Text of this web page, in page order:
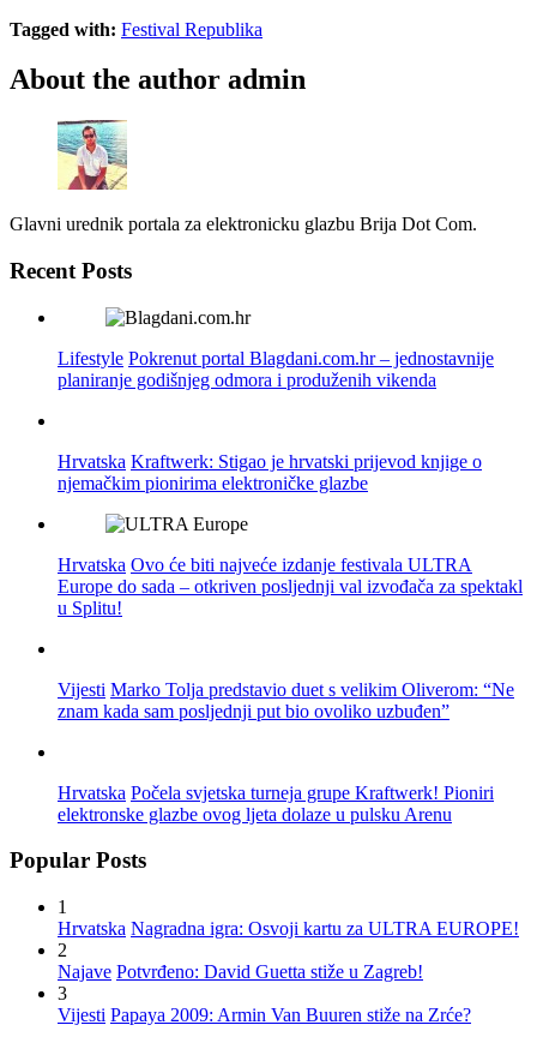
Tagged with: Festival Republika
About the author admin
Glavni urednik portala za elektronicku glazbu Brija Dot Com.
Recent Posts
Lifestyle Pokrenut portal Blagdani.com.hr – jednostavnije
planiranje godišnjeg odmora i produženih vikenda
Hrvatska Kraftwerk: Stigao je hrvatski prijevod knjige o
njemačkim pionirima elektroničke glazbe
Hrvatska Ovo će biti najveće izdanje festivala ULTRA
Europe do sada – otkriven posljednji val izvođača za spektakl
u Splitu!
Vijesti Marko Tolja predstavio duet s velikim Oliverom: “Ne
znam kada sam posljednji put bio ovoliko uzbuđen”
Hrvatska Počela svjetska turneja grupe Kraftwerk! Pioniri
elektronske glazbe ovog ljeta dolaze u pulsku Arenu
Popular Posts
1
Hrvatska Nagradna igra: Osvoji kartu za ULTRA EUROPE!
2
Najave Potvrđeno: David Guetta stiže u Zagreb!
3
Vijesti Papaya 2009: Armin Van Buuren stiže na Zrće?